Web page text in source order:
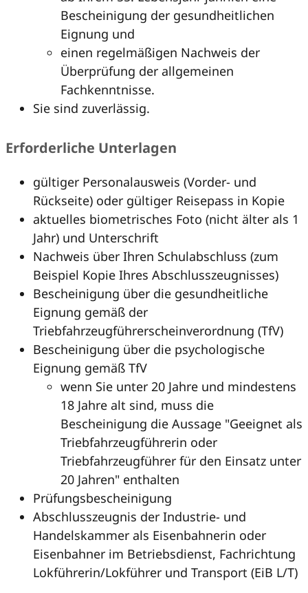
Bescheinigung der gesundheitlichen
Eignung und
einen regelmäßigen Nachweis der
Überprüfung der allgemeinen
Fachkenntnisse.
Sie sind zuverlässig.
Erforderliche Unterlagen
gültiger Personalausweis (Vorder- und
Rückseite) oder gültiger Reisepass in Kopie
aktuelles biometrisches Foto (nicht älter als 1
Jahr) und Unterschrift
Nachweis über Ihren Schulabschluss (zum
Beispiel Kopie Ihres Abschlusszeugnisses)
Bescheinigung über die gesundheitliche
Eignung gemäß der
Triebfahrzeugführerscheinverordnung (TfV)
Bescheinigung über die psychologische
Eignung gemäß TfV
wenn Sie unter 20 Jahre und mindestens
18 Jahre alt sind, muss die
Bescheinigung die Aussage "Geeignet als
Triebfahrzeugführerin oder
Triebfahrzeugführer für den Einsatz unter
20 Jahren" enthalten
Prüfungsbescheinigung
Abschlusszeugnis der Industrie- und
Handelskammer als Eisenbahnerin oder
Eisenbahner im Betriebsdienst, Fachrichtung
Lokführerin/Lokführer und Transport (EiB L/T)